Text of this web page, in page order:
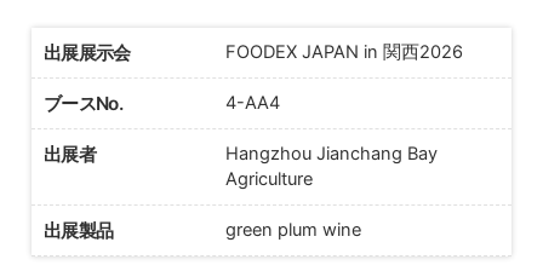
出展展示会 FOODEX JAPAN in 関西2026
ブースNo. 4-AA4
出展者
Hangzhou Jianchang Bay
Agriculture
出展製品 green plum wine